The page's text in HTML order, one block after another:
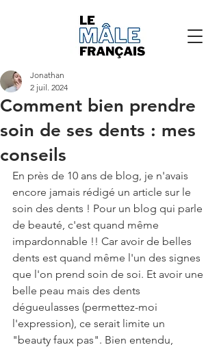
Comment bien prendre
soin de ses dents : mes
conseils
Jonathan
2 juil. 2024
En près de 10 ans de blog, je n'avais
encore jamais rédigé un article sur le
soin des dents ! Pour un blog qui parle
de beauté, c'est quand même
impardonnable !! Car avoir de belles
dents est quand même l'un des signes
que l'on prend soin de soi. Et avoir une
belle peau mais des dents
dégueulasses (permettez-moi
l'expression), ce serait limite un
"beauty faux pas". Bien entendu,